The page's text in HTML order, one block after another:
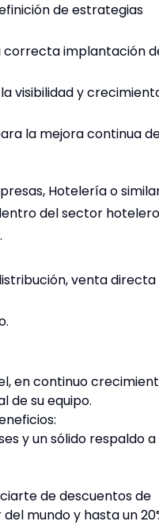
de estrategias
correcta implantación
visibilidad y
la mejora continua
Hotelería o
del sector
venta directa
en continuo
de su equipo.
y un sólido respaldo a
de descuentos de
mundo y hasta un